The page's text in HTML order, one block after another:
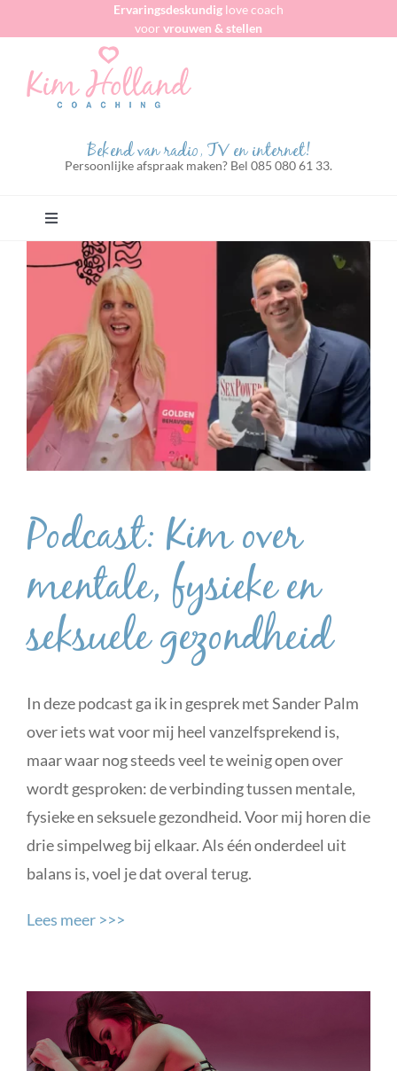
naar
inhoud
Ervaringsdeskundig love coach
voor vrouwen & stellen
Bekend van radio, TV en internet!
Persoonlijke afspraak maken? Bel 085 080 61 33.
Toggle
Navigation
Home
Voor vrouwen algemeen
Voor zakenvrouwen
Voor stelletjes
Waarom je voor mij kiest
Blog
Contact
Podcast: Kim over
mentale, fysieke en
seksuele gezondheid
In deze podcast ga ik in gesprek met Sander Palm
over iets wat voor mij heel vanzelfsprekend is,
maar waar nog steeds veel te weinig open over
wordt gesproken: de verbinding tussen mentale,
fysieke en seksuele gezondheid. Voor mij horen die
drie simpelweg bij elkaar. Als één onderdeel uit
balans is, voel je dat overal terug.
Lees meer >>>